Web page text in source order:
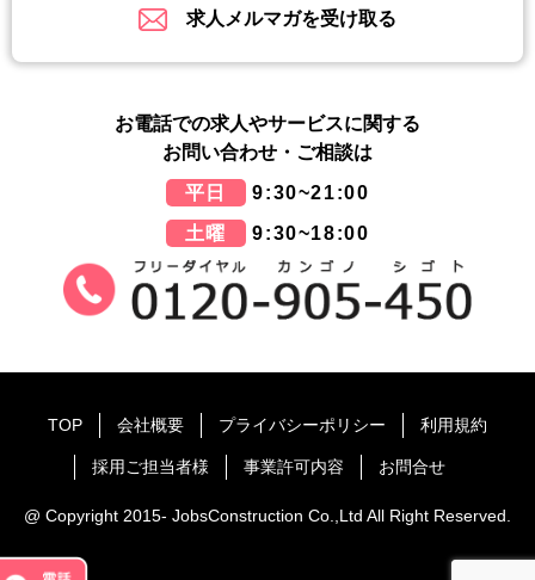
求人メルマガを受け取る
お電話での求人やサービスに関する
お問い合わせ・ご相談は
平日
9:30~21:00
土曜
9:30~18:00
TOP 会社概要 プライバシーポリシー 利用規約
採用ご担当者様 事業許可内容 お問合せ
@ Copyright 2015- JobsConstruction Co.,Ltd All Right Reserved.